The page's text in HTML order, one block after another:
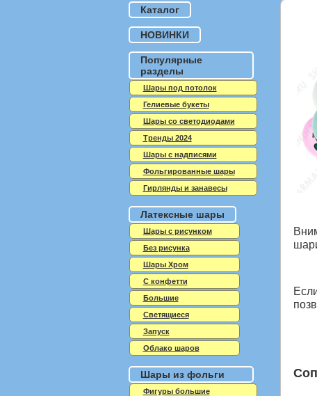
Каталог
НОВИНКИ
Популярные
разделы
Шары под потолок
Гелиевые букеты
Шары со светодиодами
Тренды 2024
Шары с надписями
Фольгированные шары
Гирлянды и занавесы
Латексные шары
Шары с рисунком
Без рисунка
Шары Хром
C конфетти
Большие
Светящиеся
Запуск
Облако шаров
Шары из фольги
Фигуры большие